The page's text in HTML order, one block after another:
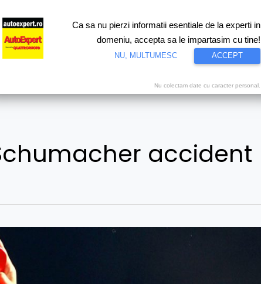
Test drive Motorsport Proiecte speciale Video
accident
Ca sa nu pierzi informatii esentiale de la experti in
domeniu, accepta sa le impartasim cu tine!
NU, MULTUMESC ACCEPT
Nu colectam date cu caracter personal.